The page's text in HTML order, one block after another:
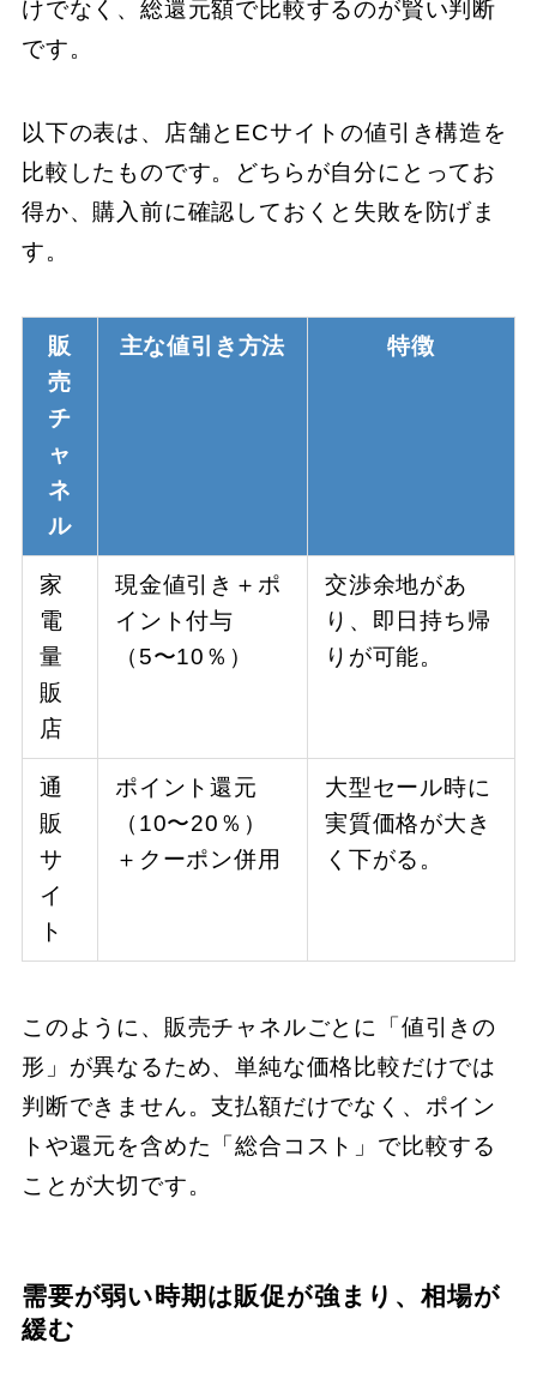
けでなく、総還元額で比較するのが賢い判断
です。
以下の表は、店舗とECサイトの値引き構造を
比較したものです。どちらが自分にとってお
得か、購入前に確認しておくと失敗を防げま
す。
販
売
チ
ャ
ネ
ル
主な値引き方法 特徴
家
電
量
販
店
現金値引き＋ポ
イント付与
（5〜10％）
交渉余地があ
り、即日持ち帰
りが可能。
通
販
サ
イ
ト
ポイント還元
（10〜20％）
＋クーポン併用
大型セール時に
実質価格が大き
く下がる。
このように、販売チャネルごとに「値引きの
形」が異なるため、単純な価格比較だけでは
判断できません。支払額だけでなく、ポイン
トや還元を含めた「総合コスト」で比較する
ことが大切です。
需要が弱い時期は販促が強まり、相場が
緩む